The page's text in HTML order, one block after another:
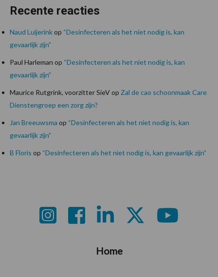
Recente reacties
Naud Luijerinkop “Desinfecteren als het niet nodig is, kan
gevaarlijk zijn”
Paul Harleman op “Desinfecteren als het niet nodig is, kan
gevaarlijk zijn”
Maurice Rutgrink, voorzitter SieVop Zal de cao schoonmaak Care
Dienstengroep een zorg zijn?
Jan Breeuwsma op “Desinfecteren als het niet nodig is, kan
gevaarlijk zijn”
B Floris op “Desinfecteren als het niet nodig is, kan gevaarlijk zijn”
Home